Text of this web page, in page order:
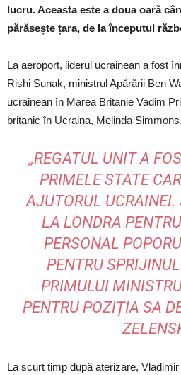
lucru. Aceasta este a doua oară
părăsește țara, de la începutul
La aeroport, liderul ucrainean a fost
Rishi Sunak, ministrul Apărării Ben
ucrainean în Marea Britanie Vadim
britanic în Ucraina, Melinda Simmons.
„REGATUL UNIT A
PRIMELE STATE
AJUTORUL
LA LONDRA
PERSONAL
PENTRU
PRIMULUI
PENTRU POZIȚIA SA
La scurt timp după aterizare,